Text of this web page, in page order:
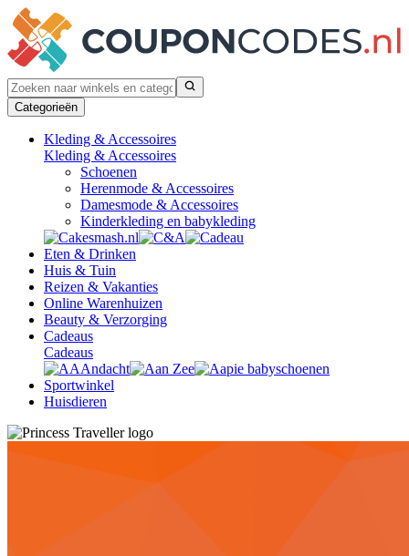
Categorieën
Kleding & Accessoires
Kleding & Accessoires
Schoenen
Herenmode & Accessoires
Damesmode & Accessoires
Kinderkleding en babykleding
Eten & Drinken
Huis & Tuin
Reizen & Vakanties
Online Warenhuizen
Beauty & Verzorging
Cadeaus
Cadeaus
Sportwinkel
Huisdieren